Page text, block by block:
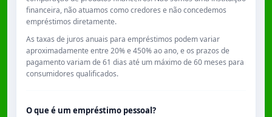
financeira, não atuamos como credores e não concedemos
empréstimos diretamente.
As taxas de juros anuais para empréstimos podem variar
aproximadamente entre 20% e 450% ao ano, e os prazos de
pagamento variam de 61 dias até um máximo de 60 meses para
consumidores qualificados.
O que é um empréstimo pessoal?